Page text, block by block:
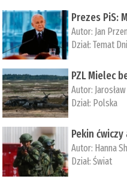
Prezes PiS:
Autor: Jan
Dział:Temat
PZL Mielec
Autor:
Dział: Polska
Pekin
Autor: ­Hanna
Dział:Świat